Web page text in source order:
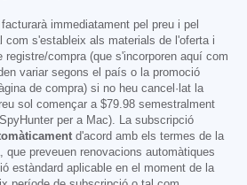
immediatament pel preu i pel
com s'estableix als materials de l'oferta i
registre/compra (que s'incorporen aquí com
variar segons el país o la promoció
de compra) si no heu cancel·lat la
sol començar a $79.98 semestralment
per a Mac). La subscripció
d'acord amb els termes de la
que preveuen renovacions automàtiques
estàndard aplicable en el moment de la